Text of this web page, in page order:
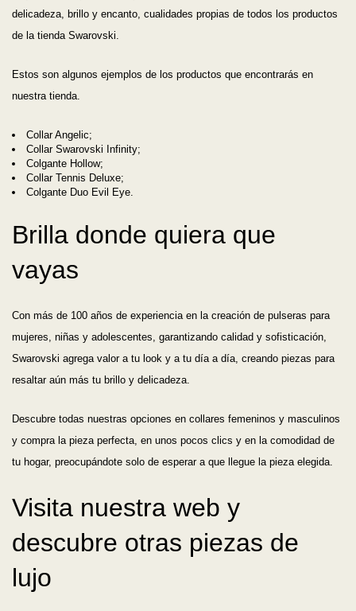
delicadeza, brillo y encanto, cualidades propias de todos los productos
de la tienda Swarovski.
Estos son algunos ejemplos de los productos que encontrarás en
nuestra tienda.
Collar Angelic;
Collar Swarovski Infinity;
Colgante Hollow;
Collar Tennis Deluxe;
Colgante Duo Evil Eye.
Brilla donde quiera que
vayas
Con más de 100 años de experiencia en la creación de pulseras para
mujeres, niñas y adolescentes, garantizando calidad y sofisticación,
Swarovski agrega valor a tu look y a tu día a día, creando piezas para
resaltar aún más tu brillo y delicadeza.
Descubre todas nuestras opciones en collares femeninos y masculinos
y compra la pieza perfecta, en unos pocos clics y en la comodidad de
tu hogar, preocupándote solo de esperar a que llegue la pieza elegida.
Visita nuestra web y
descubre otras piezas de
lujo